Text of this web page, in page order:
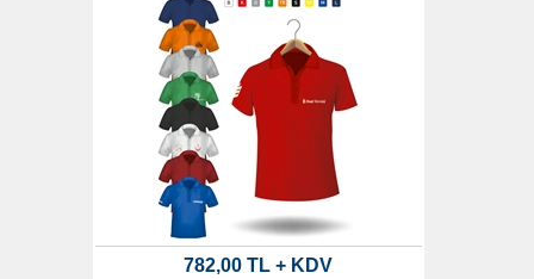
782,00 TL + KDV